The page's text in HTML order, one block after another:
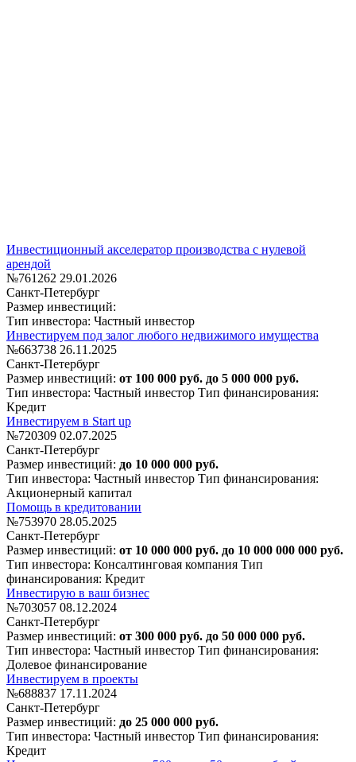
Инвестиционный акселератор производства с нулевой
арендой
№761262 29.01.2026
Санкт-Петербург
Размер инвестиций:
Тип инвестора: Частный инвестор
Инвестируем под залог любого недвижимого имущества
№663738 26.11.2025
Санкт-Петербург
Размер инвестиций: от 100 000 руб. до 5 000 000 руб.
Тип инвестора: Частный инвестор Тип финансирования:
Кредит
Инвестируем в Start up
№720309 02.07.2025
Санкт-Петербург
Размер инвестиций: до 10 000 000 руб.
Тип инвестора: Частный инвестор Тип финансирования:
Акционерный капитал
Помощь в кредитовании
№753970 28.05.2025
Санкт-Петербург
Размер инвестиций: от 10 000 000 руб. до 10 000 000 000 руб.
Тип инвестора: Консалтинговая компания Тип
финансирования: Кредит
Инвестирую в ваш бизнес
№703057 08.12.2024
Санкт-Петербург
Размер инвестиций: от 300 000 руб. до 50 000 000 руб.
Тип инвестора: Частный инвестор Тип финансирования:
Долевое финансирование
Инвестируем в проекты
№688837 17.11.2024
Санкт-Петербург
Размер инвестиций: до 25 000 000 руб.
Тип инвестора: Частный инвестор Тип финансирования:
Кредит